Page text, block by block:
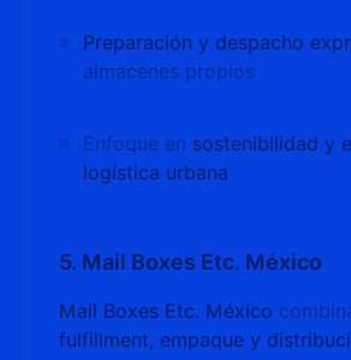
Preparación y despacho
almacenes propios
Enfoque en sostenibilidad y
logística urbana
5. Mail Boxes Etc. México
Mail Boxes Etc. México
fulfillment, empaque y